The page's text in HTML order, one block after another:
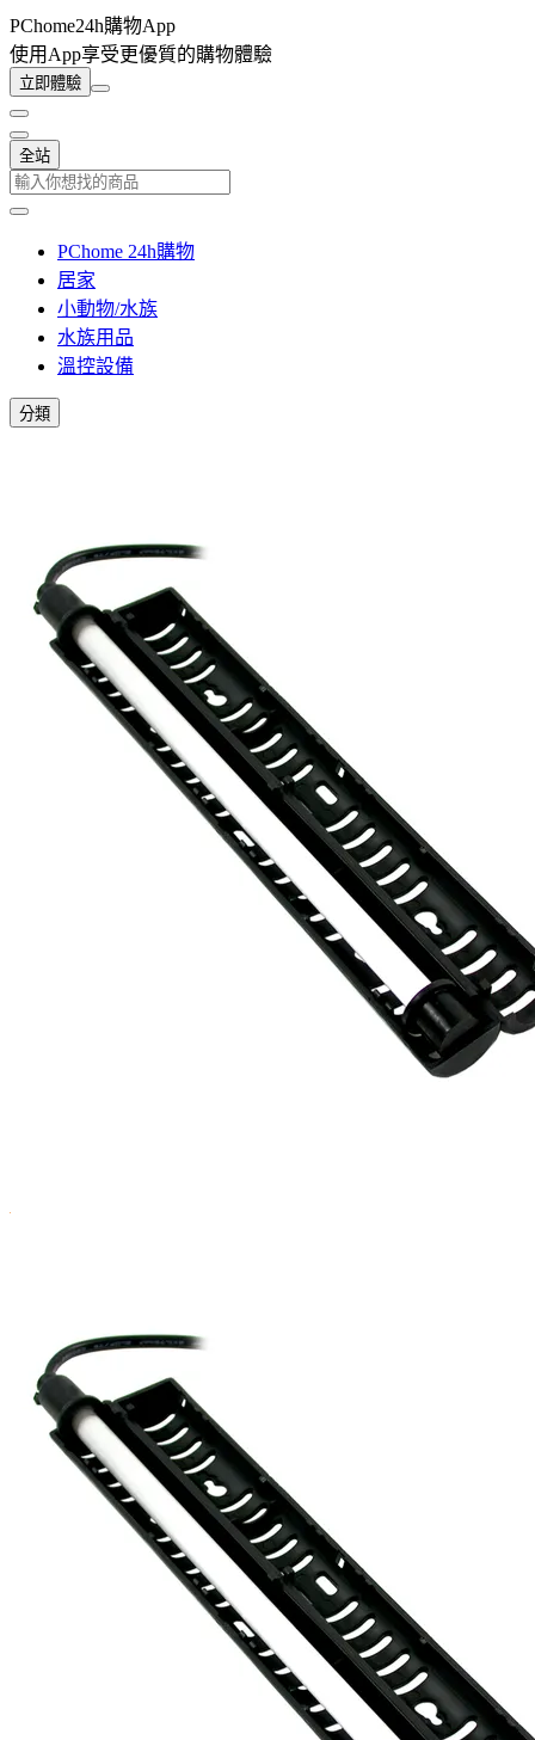
PChome24h購物App
使用App享受更優質的購物體驗
立即體驗
全站
PChome 24h購物
居家
小動物/水族
水族用品
溫控設備
分類